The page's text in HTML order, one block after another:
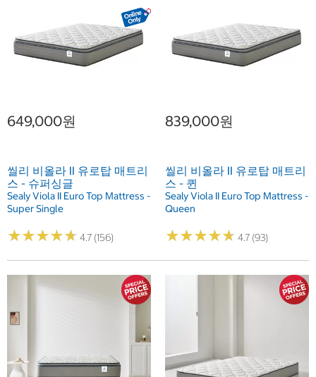
649,000원
씰리 비올라 II 유로탑 매트리
스 - 슈퍼싱글
Sealy Viola II Euro Top Mattress -
Super Single
★★★★★
★★★★★ 4.7 (156)
839,000원
씰리 비올라 II 유로탑 매트리
스 - 퀸
Sealy Viola II Euro Top Mattress -
Queen
★★★★★
★★★★★ 4.7 (93)